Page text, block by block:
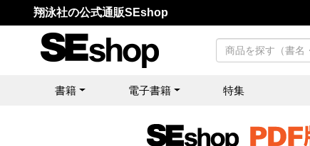
翔泳社の公式通販SEshop
書籍 電子書籍 特集